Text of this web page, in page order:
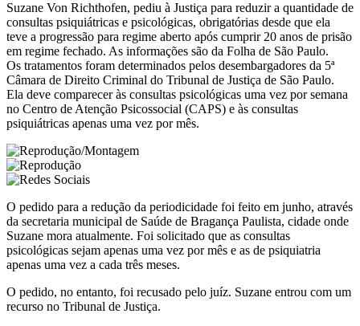
Suzane Von Richthofen, pediu à Justiça para reduzir a quantidade de
consultas psiquiátricas e psicológicas, obrigatórias desde que ela
teve a progressão para regime aberto após cumprir 20 anos de prisão
em regime fechado. As informações são da Folha de São Paulo.
Os tratamentos foram determinados pelos desembargadores da 5ª
Câmara de Direito Criminal do Tribunal de Justiça de São Paulo.
Ela deve comparecer às consultas psicológicas uma vez por semana
no Centro de Atenção Psicossocial (CAPS) e às consultas
psiquiátricas apenas uma vez por mês.
O pedido para a redução da periodicidade foi feito em junho, através
da secretaria municipal de Saúde de Bragança Paulista, cidade onde
Suzane mora atualmente. Foi solicitado que as consultas
psicológicas sejam apenas uma vez por mês e as de psiquiatria
apenas uma vez a cada três meses.
O pedido, no entanto, foi recusado pelo juíz. Suzane entrou com um
recurso no Tribunal de Justiça.